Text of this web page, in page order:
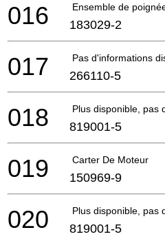
Ensemble de
016 183029-2
Pas d'informations
017 266110-5
Plus disponible, pas
018 819001-5
Carter De Moteur
019 150969-9
Plus disponible, pas
020 819001-5